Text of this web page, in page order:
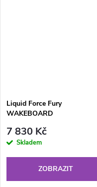
Liquid Force Fury
WAKEBOARD
7 830 Kč
Skladem
ZOBRAZIT